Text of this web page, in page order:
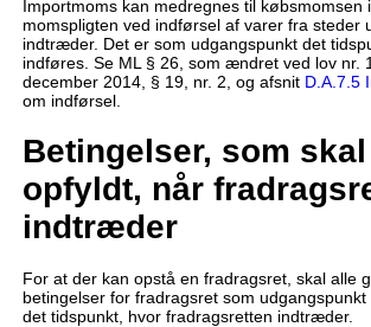
Importmoms kan medregnes til købsmomsen
momspligten ved indførsel af varer fra steder
indtræder. Det er som udgangspunkt det
indføres. Se ML § 26, som ændret ved lov nr.
december 2014, § 19, nr. 2, og afsnit D.A.7.5
om indførsel.
Betingelser, som
opfyldt, når
indtræder
For at der kan opstå en fradragsret, skal alle
betingelser for fradragsret som
det tidspunkt, hvor fradragsretten indtræder.